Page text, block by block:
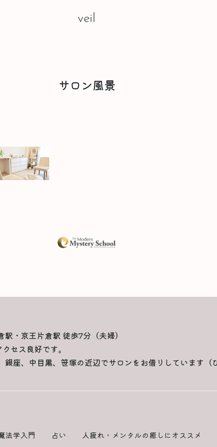
veil
サロン風景
・京王片倉駅 徒歩7分（夫婦）
セス良好です。
座、中目黒、笹塚の近辺でサロンをお借りしています（
法学入門 占い 人疲れ・メンタルの癒しにオススメ